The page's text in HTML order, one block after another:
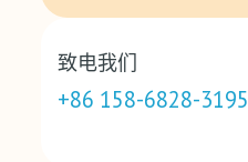
致电我们
+86 158-6828-3195